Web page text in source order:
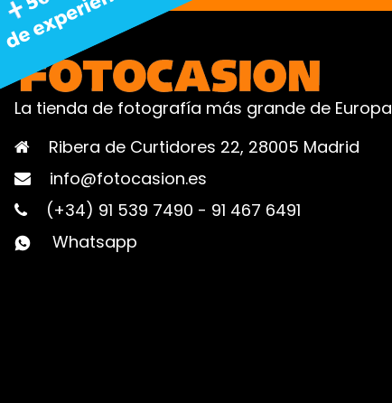
La tienda de fotografía más grande de Europa
Ribera de Curtidores 22, 28005 Madrid
info@fotocasion.es
(+34) 91 539 7490 - 91 467 6491
Whatsapp